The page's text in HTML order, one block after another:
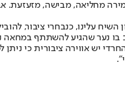
מחליאה, מבישה, מזעזעת.
עלינו, כנבחרי ציבור,
נער שהגיע להשתתף במחאה
יש אווירה ציבורית כי